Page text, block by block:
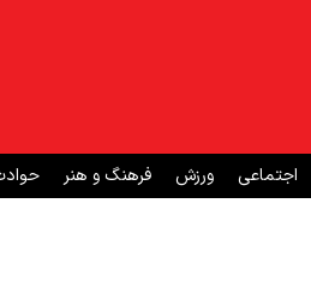
اجتماعی ورزش فرهنگ و هنر